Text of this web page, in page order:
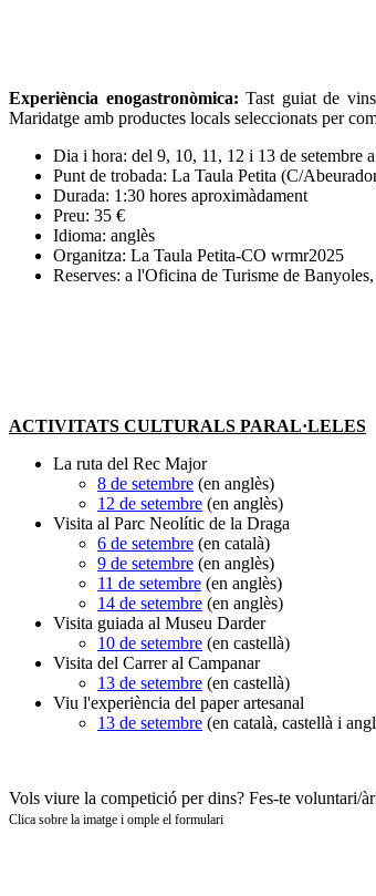
Experiència enogastronòmica:Tast guiat de
Maridatge amb productes locals seleccionats per
Dia i hora: del 9, 10, 11, 12 i 13 de setembre
Punt de trobada: La Taula Petita (C/
Durada: 1:30 hores aproximàdament
Preu: 35 €
Idioma: anglès
Organitza: La Taula Petita-CO wrmr2025
Reserves: a l'Oficina de Turisme de
ACTIVITATS CULTURALS PARAL·LELES
La ruta del Rec Major
8 de setembre (en anglès)
12 de setembre (en anglès)
Visita al Parc Neolític de la Draga
6 de setembre (en català)
9 de setembre (en anglès)
11 de setembre (en anglès)
14 de setembre (en anglès)
Visita guiada al Museu Darder
10 de setembre (en castellà)
Visita del Carrer al Campanar
13 de setembre (en castellà)
Viu l'experiència del paper artesanal
13 de setembre (en català, castellà i
Vols viure la competició per dins? Fes-te voluntari/
Clica sobre la imatge i omple el formulari